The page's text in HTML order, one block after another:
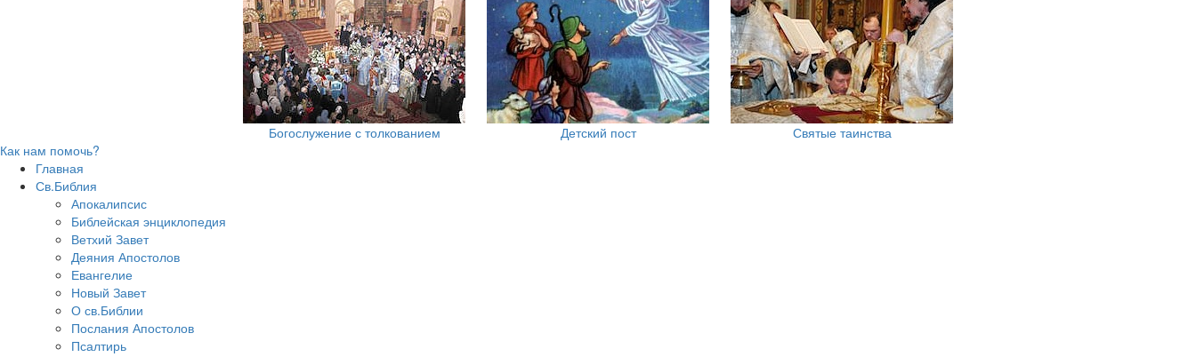
Богослужение с толкованием Детский пост
Святые таинства
Как нам помочь?
Главная
Св.Библия
Апокалипсис
Библейская энциклопедия
Ветхий Завет
Деяния Апостолов
Евангелие
Новый Завет
О св.Библии
Послания Апостолов
Псалтирь